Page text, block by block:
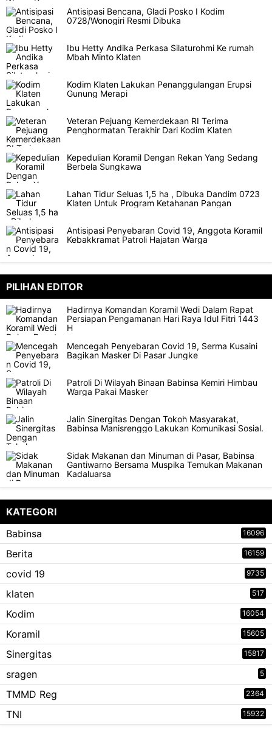
Antisipasi Bencana, Gladi Posko I Kodim
0728/Wonogiri Resmi Dibuka
Ibu Hetty Andika Perkasa Silaturohmi Ke rumah
Mbah Minto Klaten
Kodim Klaten Lakukan Penanggulangan Erupsi
Gunung Merapi
Veteran Pejuang Kemerdekaan RI Terima
Penghormatan Terakhir Dari Kodim Klaten
Kepedulian Koramil Dengan Rekan Yang Sedang
Berbela Sungkawa
Lahan Tidur Seluas 1,5 ha , Dibuka Dandim 0723
Klaten Untuk Program Ketahanan Pangan
Antisipasi Penyebaran Covid 19, Anggota Koramil
Kebakkramat Patroli Hajatan Warga
PILIHAN EDITOR
Hadirnya Komandan Koramil Wedi Dalam Rapat
Persiapan Pengamanan Hari Raya Idul Fitri 1443
H
Mencegah Penyebaran Covid 19, Serma Kusaini
Bagikan Masker Di Pasar Jungke
Patroli Di Wilayah Binaan Babinsa Kemiri Himbau
Warga Pakai Masker
Jalin Sinergitas Dengan Tokoh Masyarakat,
Babinsa Manisrenggo Lakukan Komunikasi Sosial.
Sidak Makanan dan Minuman di Pasar, Babinsa
Gantiwarno Bersama Muspika Temukan Makanan
Kadaluarsa
KATEGORI
Babinsa
16096
Berita 16159
covid 19 9735
klaten 517
Kodim 16054
Koramil 15605
Sinergitas 15817
sragen 5
TMMD Reg 2364
TNI 15932